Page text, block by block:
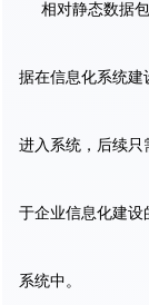
相对静态数据
据在信息化系统建
进入系统，后续只
于企业信息化建设
系统中。